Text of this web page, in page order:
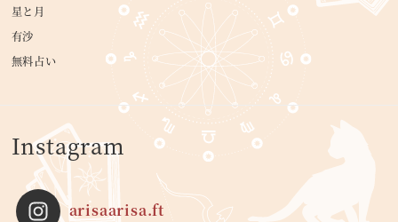
星と月
有沙
無料占い
Instagram
arisaarisa.ft